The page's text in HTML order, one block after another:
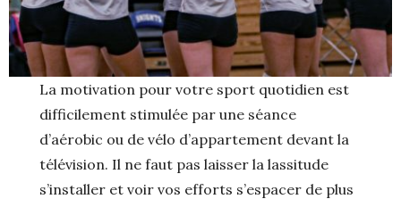
La motivation pour votre sport quotidien est
difficilement stimulée par une séance
d’aérobic ou de vélo d’appartement devant la
télévision. Il ne faut pas laisser la lassitude
s’installer et voir vos efforts s’espacer de plus